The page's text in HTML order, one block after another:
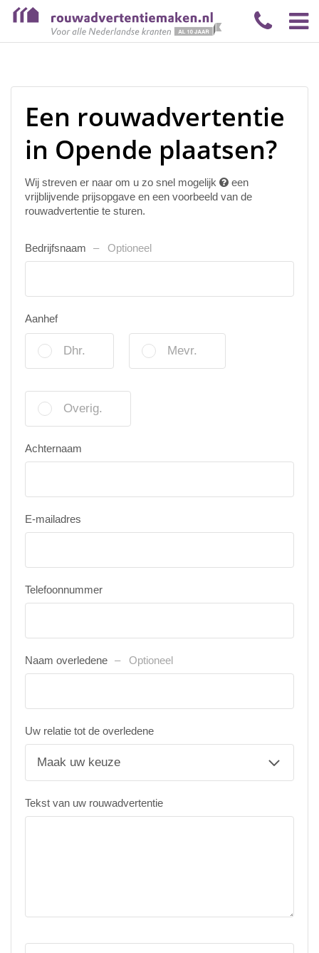
Een rouwadvertentie
in Opende plaatsen?
Wij streven er naar om u zo snel mogelijk
een
vrijblijvende prijsopgave en een voorbeeld van de
rouwadvertentie te sturen.
Bedrijfsnaam Optioneel
Aanhef
Dhr. Mevr.
Overig.
Achternaam
E-mailadres
Telefoonnummer
Naam overledene Optioneel
Uw relatie tot de overledene
Tekst van uw rouwadvertentie